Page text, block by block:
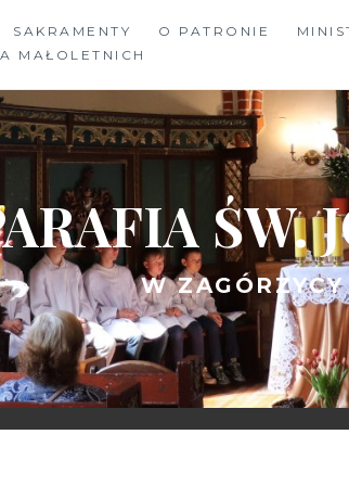
SAKRAMENTY O PATRONIE
MAŁOLETNICH
ŚW.
W ZAGÓRZYCY